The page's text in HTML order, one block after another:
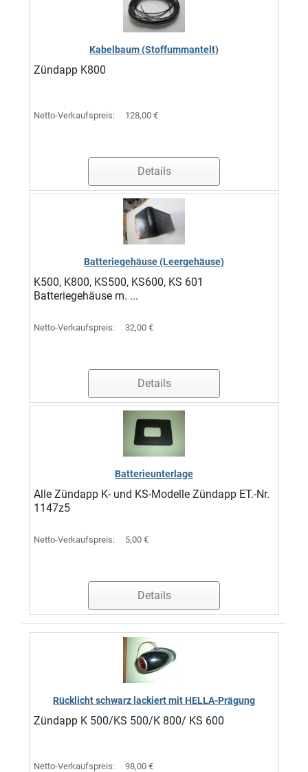
Kabelbaum (Stoffummantelt)
Zündapp K800
Netto-Verkaufspreis: 128,00 €
Details
Batteriegehäuse (Leergehäuse)
K500, K800, KS500, KS600, KS 601
Batteriegehäuse m. ...
Netto-Verkaufspreis: 32,00 €
Details
Batterieunterlage
Alle Zündapp K- und KS-Modelle Zündapp ET.-Nr.
1147z5
Netto-Verkaufspreis: 5,00 €
Details
Rücklicht schwarz lackiert mit HELLA-Prägung
Zündapp K 500/KS 500/K 800/ KS 600
Netto-Verkaufspreis: 98,00 €